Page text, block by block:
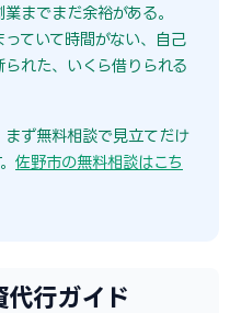
までまだ余裕がある。
っていて時間がない、自己
れた、いくら借りられる
ず無料相談で見立てだけ
佐野市の無料相談はこち
行ガイド